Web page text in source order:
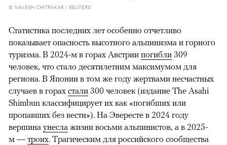
© NAVESH CHITRAKAR / REUTERS
Статистика последних лет особенно отчетливо
показывает опасность высотного альпинизма и горного
туризма. В 2024-м в горах Австрии погибли 309
человек, что стало десятилетним максимумом для
региона. В Японии в том же году жертвами несчастных
случаев в горах стали 300 человек (издание The Asahi
Shimbun классифицирует их как «погибших или
пропавших без вести»). На Эвересте в 2024 году
вершина унесла жизни восьми альпинистов, а в 2025-
м — троих. Трагическим для российского сообщества